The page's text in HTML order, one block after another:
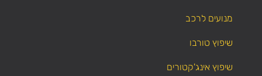
מנועים לרכב
שיפוץ טורבו
שיפוץ אינג'קטורים